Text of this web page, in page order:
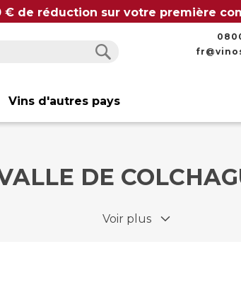
€ de réduction sur votre première
Vins d'autres pays
DE
Voir plus